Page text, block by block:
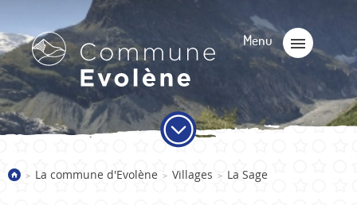
> La commune d'Evolène > Villages > La Sage